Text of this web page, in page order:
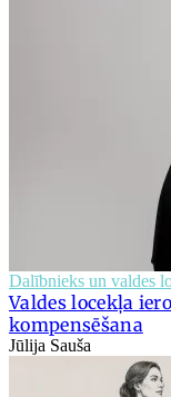
Dalībnieks un valdes
Valdes locekļa
kompensēšana
Jūlija Sauša